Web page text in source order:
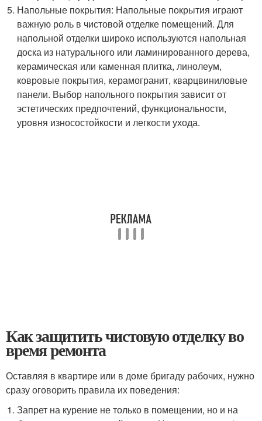
Напольные покрытия: Напольные покрытия играют
важную роль в чистовой отделке помещений. Для
напольной отделки широко используются напольная
доска из натурального или ламинированного дерева,
керамическая или каменная плитка, линолеум,
ковровые покрытия, керамогранит, кварцвиниловые
панели. Выбор напольного покрытия зависит от
эстетических предпочтений, функциональности,
уровня износостойкости и легкости ухода.
Как защитить чистовую отделку во
время ремонта
Оставляя в квартире или в доме бригаду рабочих, нужно
сразу оговорить правила их поведения:
Запрет на курение не только в помещении, но и на